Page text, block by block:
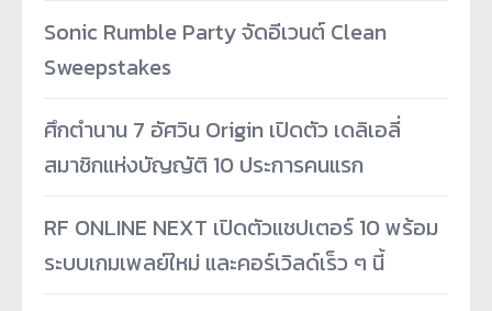
Sonic Rumble Party จัดอีเวนต์ Clean
Sweepstakes
ศึกตำนาน 7 อัศวิน Origin เปิดตัว เดลิเอลี่
สมาชิกแห่งบัญญัติ 10 ประการคนแรก
RF ONLINE NEXT เปิดตัวแชปเตอร์ 10 พร้อม
ระบบเกมเพลย์ใหม่ และคอร์เวิลด์เร็ว ๆ นี้